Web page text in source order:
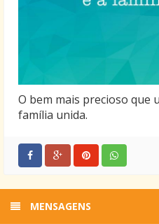
O bem mais precioso que
família unida.
MENSAGENS